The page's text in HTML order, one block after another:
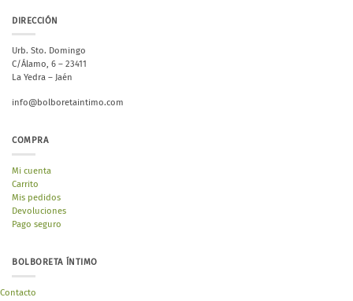
DIRECCIÓN
Urb. Sto. Domingo
C/Álamo, 6 – 23411
La Yedra – Jaén
info@bolboretaintimo.com
COMPRA
Mi cuenta
Carrito
Mis pedidos
Devoluciones
Pago seguro
BOLBORETA ÍNTIMO
Contacto